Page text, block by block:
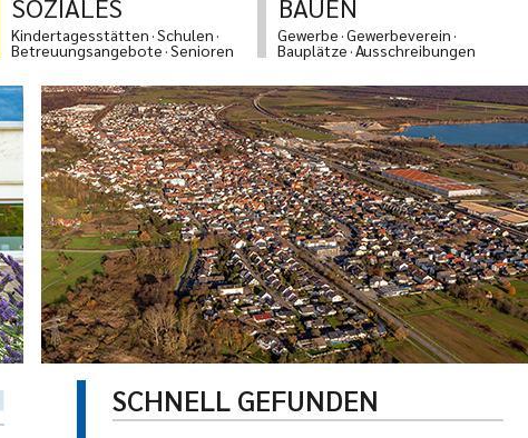
SOZIALES
Kindertagesstätten Schulen
Betreuungsangebote Senioren
BAUEN
Gewerbe Gewerbeverein
Bauplätze Ausschreibungen
SCHNELL GEFUNDEN